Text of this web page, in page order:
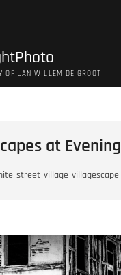
OF JAN WILLEM DE GROOT
at Evening
street village villagescape